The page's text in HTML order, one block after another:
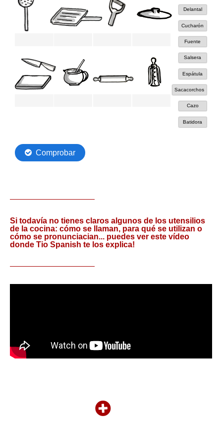
Si todavía no tienes claros algunos de los utensilios
de la cocina: cómo se llaman, para qué se utilizan o
cómo se pronunciacian... puedes ver este vídeo
donde Tio Spanish te los explica!